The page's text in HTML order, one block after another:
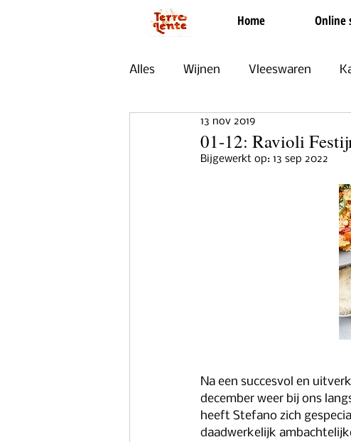
Home Online
Alles Wijnen Vleeswaren
Evenementen
01-12: Ravioli
13 nov 2019
Bijgewerkt op: 13 sep 2022
Na een succesvol en
december weer bij ons
heeft Stefano zich
daadwerkelijk